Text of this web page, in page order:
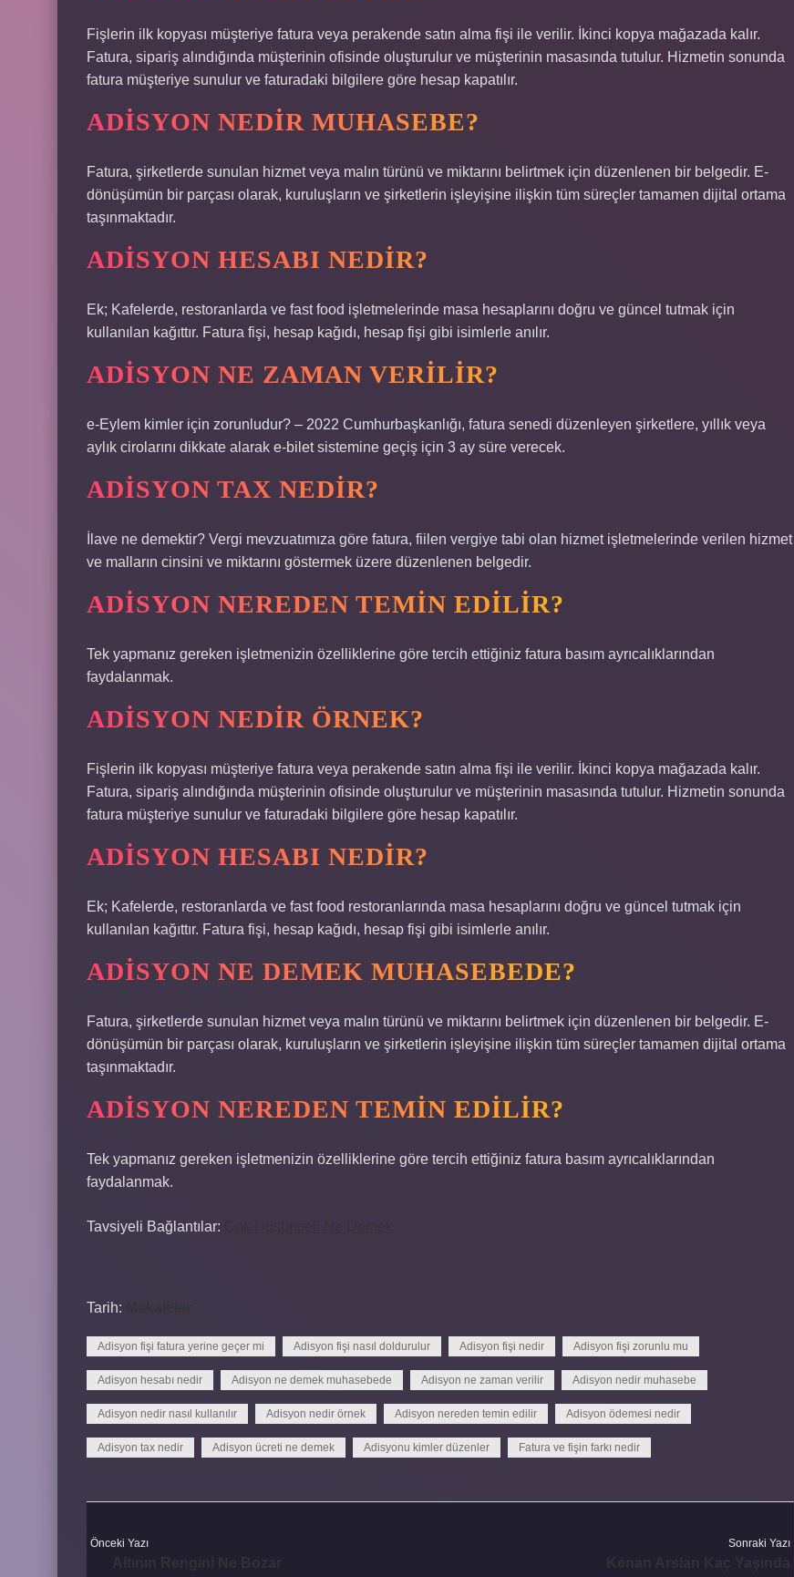
Fişlerin ilk kopyası müşteriye fatura veya perakende satın alma fişi ile verilir. İkinci kopya mağazada kalır.
Fatura, sipariş alındığında müşterinin ofisinde oluşturulur ve müşterinin masasında tutulur. Hizmetin sonunda
fatura müşteriye sunulur ve faturadaki bilgilere göre hesap kapatılır.
ADISYON NEDIR MUHASEBE?
Fatura, şirketlerde sunulan hizmet veya malın türünü ve miktarını belirtmek için düzenlenen bir belgedir. E-
dönüşümün bir parçası olarak, kuruluşların ve şirketlerin işleyişine ilişkin tüm süreçler tamamen dijital ortama
taşınmaktadır.
ADISYON HESABI NEDIR?
Ek; Kafelerde, restoranlarda ve fast food işletmelerinde masa hesaplarını doğru ve güncel tutmak için
kullanılan kağıttır. Fatura fişi, hesap kağıdı, hesap fişi gibi isimlerle anılır.
ADISYON NE ZAMAN VERILIR?
e-Eylem kimler için zorunludur? – 2022 Cumhurbaşkanlığı, fatura senedi düzenleyen şirketlere, yıllık veya
aylık cirolarını dikkate alarak e-bilet sistemine geçiş için 3 ay süre verecek.
ADISYON TAX NEDIR?
İlave ne demektir? Vergi mevzuatımıza göre fatura, fiilen vergiye tabi olan hizmet işletmelerinde verilen hizmet
ve malların cinsini ve miktarını göstermek üzere düzenlenen belgedir.
ADISYON NEREDEN TEMIN EDILIR?
Tek yapmanız gereken işletmenizin özelliklerine göre tercih ettiğiniz fatura basım ayrıcalıklarından
faydalanmak.
ADISYON NEDIR ÖRNEK?
Fişlerin ilk kopyası müşteriye fatura veya perakende satın alma fişi ile verilir. İkinci kopya mağazada kalır.
Fatura, sipariş alındığında müşterinin ofisinde oluşturulur ve müşterinin masasında tutulur. Hizmetin sonunda
fatura müşteriye sunulur ve faturadaki bilgilere göre hesap kapatılır.
ADISYON HESABI NEDIR?
Ek; Kafelerde, restoranlarda ve fast food restoranlarında masa hesaplarını doğru ve güncel tutmak için
kullanılan kağıttır. Fatura fişi, hesap kağıdı, hesap fişi gibi isimlerle anılır.
ADISYON NE DEMEK MUHASEBEDE?
Fatura, şirketlerde sunulan hizmet veya malın türünü ve miktarını belirtmek için düzenlenen bir belgedir. E-
dönüşümün bir parçası olarak, kuruluşların ve şirketlerin işleyişine ilişkin tüm süreçler tamamen dijital ortama
taşınmaktadır.
ADISYON NEREDEN TEMIN EDILIR?
Tek yapmanız gereken işletmenizin özelliklerine göre tercih ettiğiniz fatura basım ayrıcalıklarından
faydalanmak.
Tavsiyeli Bağlantılar: Cok Düşünceli Ne Demek
Tarih: Makaleler
Adisyon fişi fatura yerine geçer mi Adisyon fişi nasıl doldurulur Adisyon fişi nedir Adisyon fişi zorunlu mu
Adisyon hesabı nedir Adisyon ne demek muhasebede Adisyon ne zaman verilir Adisyon nedir muhasebe
Adisyon nedir nasıl kullanılır Adisyon nedir örnek Adisyon nereden temin edilir Adisyon ödemesi nedir
Adisyon tax nedir Adisyon ücreti ne demek Adisyonu kimler düzenler Fatura ve fişin farkı nedir
Önceki Yazı Sonraki Yazı